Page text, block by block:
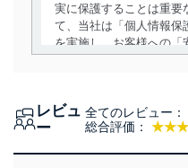
実に保護することは重要
て、当社は「個人情報保
を実施し、お客様への
当社は、個人情報の取
達成に必要な範囲内で適
レビュ
ー
総合評価：
全てのレビュー：